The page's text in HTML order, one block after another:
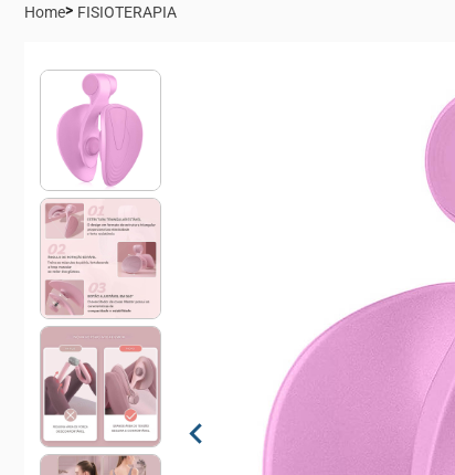
Home FISIOTERAPIA